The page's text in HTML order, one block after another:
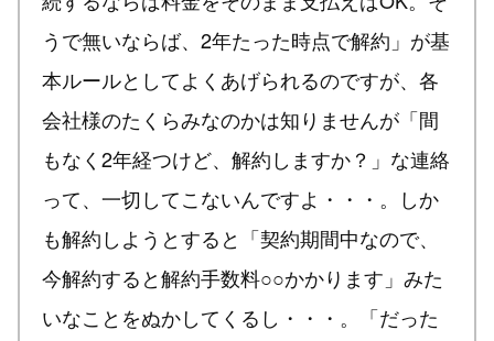
うで無いならば、2年たった時点で解約」が基
本ルールとしてよくあげられるのですが、各
会社様のたくらみなのかは知りませんが「間
もなく2年経つけど、解約しますか？」な連絡
って、一切してこないんですよ・・・。しか
も解約しようとすると「契約期間中なので、
今解約すると解約手数料○○かかります」みた
いなことをぬかしてくるし・・・。「だった